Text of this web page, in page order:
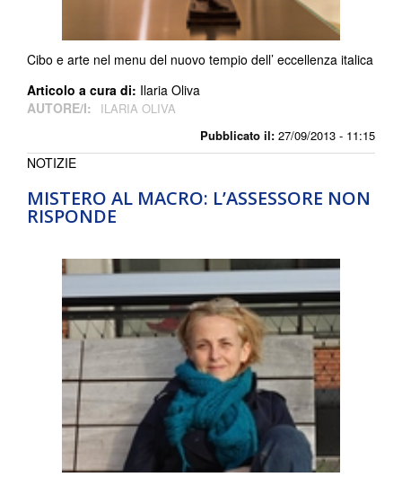
Pubblicato il: 27/09/2013 - 11:15
Cibo e arte nel menu del nuovo tempio dell’ eccellenza italica
Articolo a cura di: Ilaria Oliva
AUTORE/I:
ILARIA OLIVA
MISTERO AL MACRO: L’ASSESSORE NON
RISPONDE
NOTIZIE